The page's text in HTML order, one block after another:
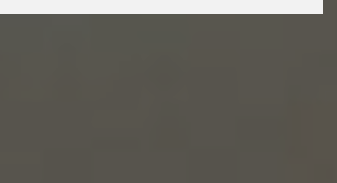
Nederlands